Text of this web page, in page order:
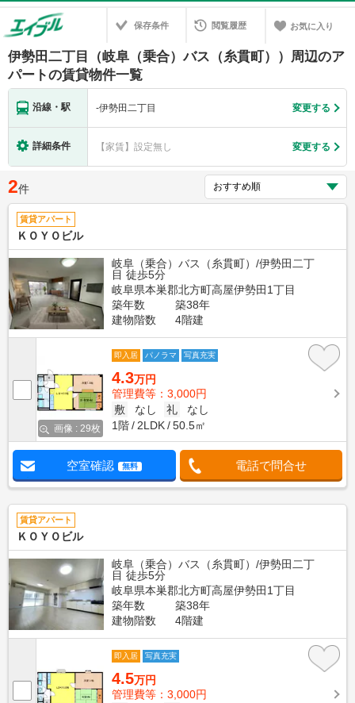
保存条件 閲覧履歴 お気に入り
伊勢田二丁目（岐阜（乗合）バス（糸貫町））周辺のア
パートの賃貸物件一覧
沿線・駅 -伊勢田二丁目 変更する
詳細条件 【家賃】設定無し 変更する
2件
賃貸アパート
ＫＯＹＯビル
岐阜（乗合）バス（糸貫町）/伊勢田二丁
目 徒歩5分
岐阜県本巣郡北方町高屋伊勢田1丁目
築年数
築38年
建物階数
4階建
画像 : 29枚
即入居 パノラマ 写真充実
4.3万円
管理費等：3,000円
敷
なし 礼
なし
1階
2LDK 50.5㎡
空室確認 無料 電話で問合せ
賃貸アパート
ＫＯＹＯビル
岐阜（乗合）バス（糸貫町）/伊勢田二丁
目 徒歩5分
岐阜県本巣郡北方町高屋伊勢田1丁目
築年数
築38年
建物階数
4階建
即入居 写真充実
4.5万円
管理費等：3,000円